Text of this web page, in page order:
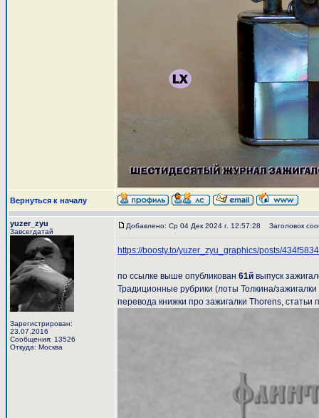
Вернуться к началу
yuzer_zyu
Завсегдатай
Зарегистрирован:
23.07.2016
Сообщения: 13526
Откуда: Москва
Добавлено: Ср 04 Дек 2024 г. 12:57:28 Заголовок
https://boosty.to/yuzer_zyu_graphics/posts/
по ссылке выше опубликован 61й выпуск
Традиционные рубрики (лоты Толкина/
перевода книжки про зажигалки Thorens,